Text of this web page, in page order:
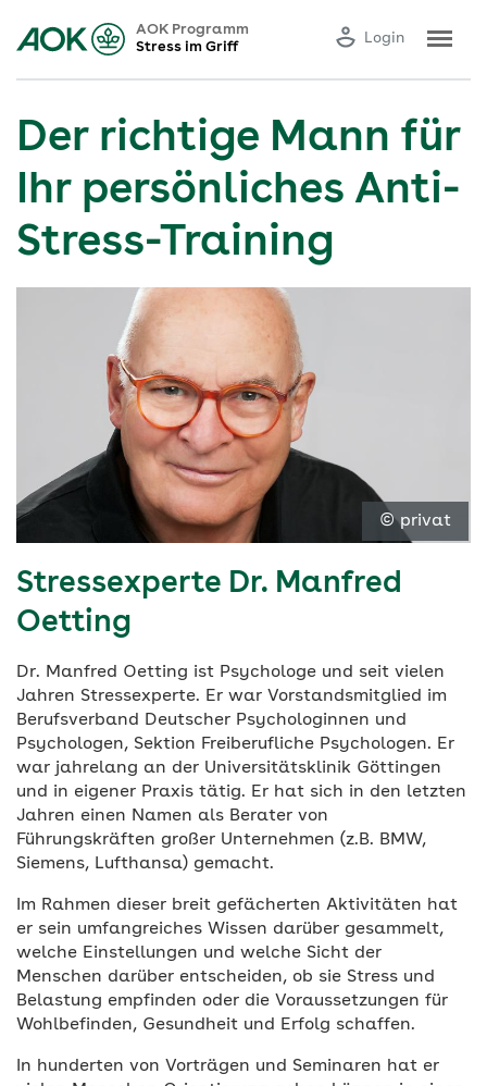
AOK Programm
Stress im Griff
Login
Der richtige Mann für
Ihr persönliches Anti-
Stress-Training
© privat
Stressexperte Dr. Manfred
Oetting
Dr. Manfred Oetting ist Psychologe und seit vielen
Jahren Stressexperte. Er war Vorstandsmitglied im
Berufsverband Deutscher Psychologinnen und
Psychologen, Sektion Freiberufliche Psychologen. Er
war jahrelang an der Universitätsklinik Göttingen
und in eigener Praxis tätig. Er hat sich in den letzten
Jahren einen Namen als Berater von
Führungskräften großer Unternehmen (z.B. BMW,
Siemens, Lufthansa) gemacht.
Im Rahmen dieser breit gefächerten Aktivitäten hat
er sein umfangreiches Wissen darüber gesammelt,
welche Einstellungen und welche Sicht der
Menschen darüber entscheiden, ob sie Stress und
Belastung empfinden oder die Voraussetzungen für
Wohlbefinden, Gesundheit und Erfolg schaffen.
In hunderten von Vorträgen und Seminaren hat er